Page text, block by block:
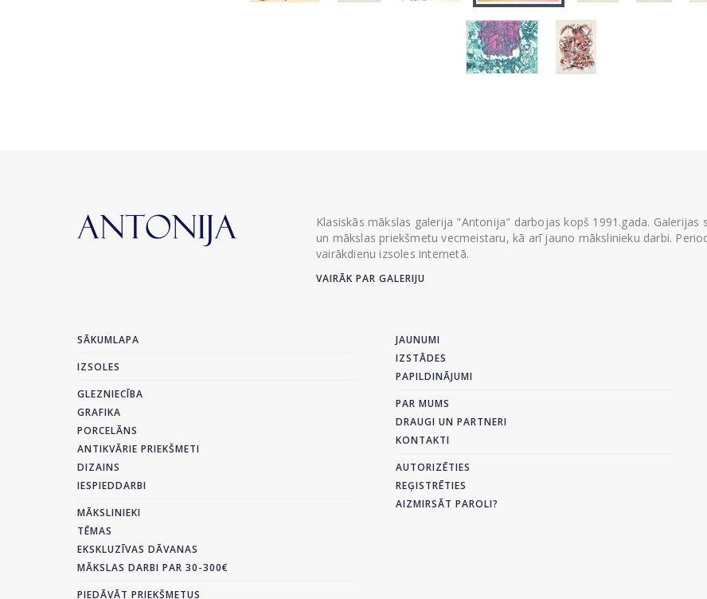
Klasiskās mākslas galerija "Antonija" darbojas kopš 1991.gada.
un mākslas priekšmetu vecmeistaru, kā arī jauno mākslinieku darbi.
vairākdienu izsoles internetā.
VAIRĀK PAR GALERIJU
SĀKUMLAPA
IZSOLES
GLEZNIECĪBA
GRAFIKA
PORCELĀNS
ANTIKVĀRIE PRIEKŠMETI
DIZAINS
IESPIEDDARBI
MĀKSLINIEKI
TĒMAS
EKSKLUZĪVAS DĀVANAS
MĀKSLAS DARBI PAR 30-300€
PIEDĀVĀT PRIEKŠMETUS
JAUNUMI
IZSTĀDES
PAPILDINĀJUMI
PAR MUMS
DRAUGI UN PARTNERI
KONTAKTI
AUTORIZĒTIES
REĢISTRĒTIES
AIZMIRSĀT PAROLI?